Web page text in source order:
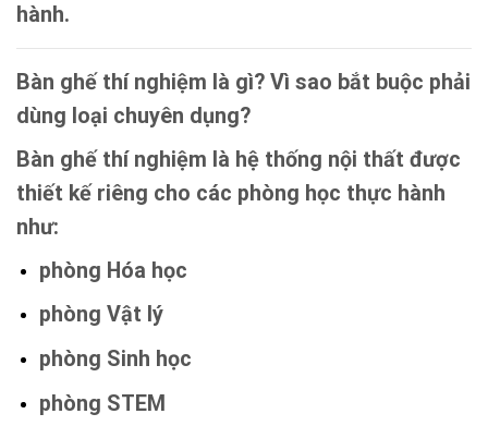
hành.
Bàn ghế thí nghiệm là gì? Vì sao bắt buộc phải
dùng loại chuyên dụng?
Bàn ghế thí nghiệm là hệ thống nội thất được
thiết kế riêng cho các phòng học thực hành
như:
phòng Hóa học
phòng Vật lý
phòng Sinh học
phòng STEM